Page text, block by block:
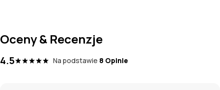
Oceny & Recenzje
4.5 Na podstawie 8 Opinie